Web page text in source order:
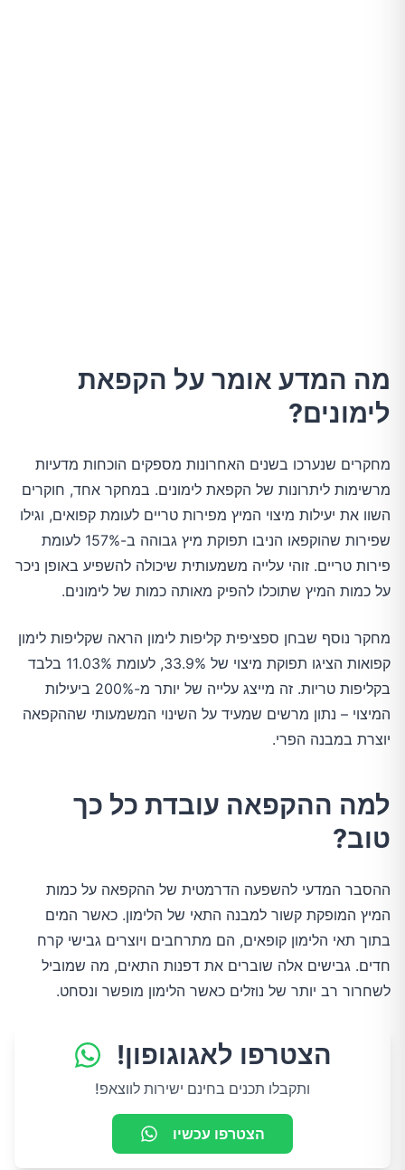
מה המדע אומר על הקפאת
לימונים?
מחקרים שנערכו בשנים האחרונות מספקים הוכחות מדעיות
מרשימות ליתרונות של הקפאת לימונים. במחקר אחד, חוקרים
השוו את יעילות מיצוי המיץ מפירות טריים לעומת קפואים, וגילו
שפירות שהוקפאו הניבו תפוקת מיץ גבוהה ב-157% לעומת
פירות טריים. זוהי עלייה משמעותית שיכולה להשפיע באופן ניכר
על כמות המיץ שתוכלו להפיק מאותה כמות של לימונים.
מחקר נוסף שבחן ספציפית קליפות לימון הראה שקליפות לימון
קפואות הציגו תפוקת מיצוי של 33.9%, לעומת 11.03% בלבד
בקליפות טריות. זה מייצג עלייה של יותר מ-200% ביעילות
המיצוי – נתון מרשים שמעיד על השינוי המשמעותי שההקפאה
יוצרת במבנה הפרי.
למה ההקפאה עובדת כל כך
טוב?
ההסבר המדעי להשפעה הדרמטית של ההקפאה על כמות
המיץ המופקת קשור למבנה התאי של הלימון. כאשר המים
בתוך תאי הלימון קופאים, הם מתרחבים ויוצרים גבישי קרח
חדים. גבישים אלה שוברים את דפנות התאים, מה שמוביל
לשחרור רב יותר של נוזלים כאשר הלימון מופשר ונסחט.
הצטרפו לאגוגופון!
ותקבלו תכנים בחינם ישירות לווצאפ!
הצטרפו עכשיו